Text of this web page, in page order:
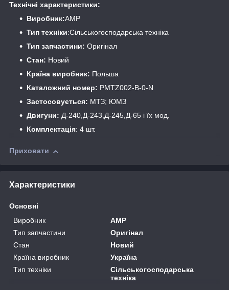
Технічні характеристики:
Виробник:AMP
Тип техніки:Сільськогосподарська техніка
Тип запчастини: Оригінал
Стан: Новий
Країна виробник: Польша
Каталожний номер: PMTZ002-B-0-N
Застосовується: МТЗ; ЮМЗ
Двигуни: Д-240,Д-243,Д-245,Д-65 і їх мод.
Комплектація: 4 шт.
Приховати
Характеристики
Основні
Виробник
AMP
Тип запчастини
Оригінал
Стан
Новий
Країна виробник
Україна
Тип техніки
Сільськогосподарська
техніка